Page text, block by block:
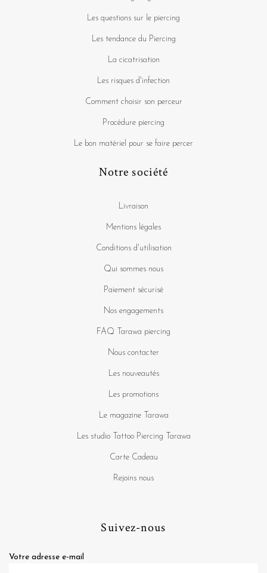
Les questions sur le piercing
Les tendance du Piercing
La cicatrisation
Les risques d'infection
Comment choisir son perceur
Procédure piercing
Le bon matériel pour se faire percer
Notre société
Livraison
Mentions légales
Conditions d'utilisation
Qui sommes nous
Paiement sécurisé
Nos engagements
FAQ Tarawa piercing
Nous contacter
Les nouveautés
Les promotions
Le magazine Tarawa
Les studio Tattoo Piercing Tarawa
Carte Cadeau
Rejoins nous
Suivez-nous
Votre adresse e-mail